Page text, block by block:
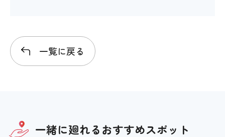
一覧に戻る
一緒に廻れるおすすめスポット